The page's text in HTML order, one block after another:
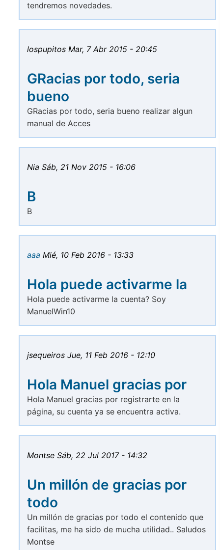
tendremos novedades.
lospupitos Mar, 7 Abr 2015 - 20:45
GRacias por todo, seria
bueno
GRacias por todo, seria bueno realizar algun
manual de Acces
Nia Sáb, 21 Nov 2015 - 16:06
B
B
aaa Mié, 10 Feb 2016 - 13:33
Hola puede activarme la
Hola puede activarme la cuenta? Soy
ManuelWin10
jsequeiros Jue, 11 Feb 2016 - 12:10
Hola Manuel gracias por
Hola Manuel gracias por registrarte en la
página, su cuenta ya se encuentra activa.
Montse Sáb, 22 Jul 2017 - 14:32
Un millón de gracias por
todo
Un millón de gracias por todo el contenido que
facilitas, me ha sido de mucha utilidad.. Saludos
Montse